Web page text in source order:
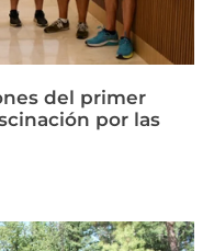
del primer
por las